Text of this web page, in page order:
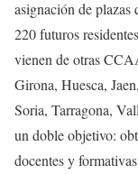
asignación de
220 futuros
vienen de otras
Girona, Huesca,
Soria, Tarragona,
un doble objetivo:
docentes y